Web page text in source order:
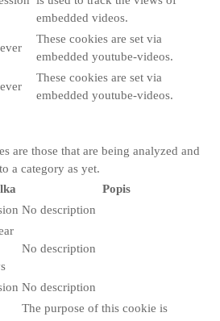
embedded videos.
These cookies are set via
embedded youtube-videos.
These cookies are set via
embedded youtube-videos.
are those that are being analyzed and
a category as yet.
Popis
No description
No description
No description
The purpose of this cookie is